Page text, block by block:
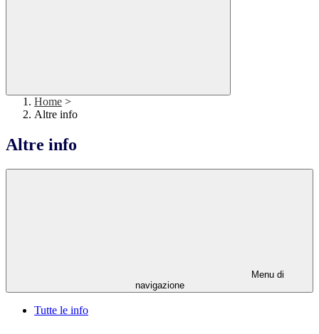
Home >
Altre info
Altre info
Menu di
navigazione
Tutte le info